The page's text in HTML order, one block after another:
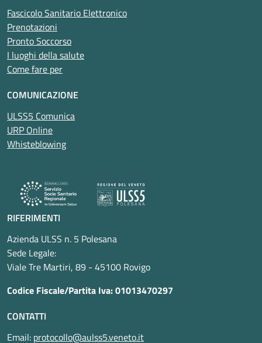
Fascicolo Sanitario Elettronico
Prenotazioni
Pronto Soccorso
I luoghi della salute
Come fare per
COMUNICAZIONE
ULSS5 Comunica
URP Online
Whisteblowing
RIFERIMENTI
Azienda ULSS n. 5 Polesana
Sede Legale:
Viale Tre Martiri, 89 - 45100 Rovigo
Codice Fiscale/Partita Iva: 01013470297
CONTATTI
Email: protocollo@aulss5.veneto.it